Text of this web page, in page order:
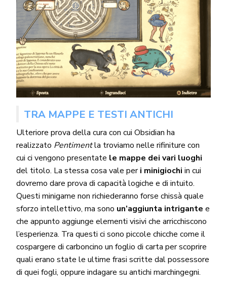
TRA MAPPE E TESTI ANTICHI
Ulteriore prova della cura con cui Obsidian ha
realizzato Pentimentla troviamo nelle rifiniture con
cui ci vengono presentate le mappe dei vari luoghi
del titolo. La stessa cosa vale peri minigiochiin cui
dovremo dare prova di capacità logiche e di intuito.
Questi minigame non richiederanno forse chissà quale
sforzo intellettivo, ma sono un’aggiunta intrigantee
che appunto aggiunge elementi visivi che arricchiscono
l’esperienza. Tra questi ci sono piccole chicche come il
cospargere di carboncino un foglio di carta per scoprire
quali erano state le ultime frasi scritte dal possessore
di quei fogli, oppure indagare su antichi marchingegni.